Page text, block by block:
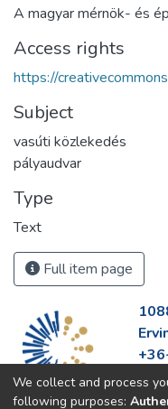
A magyar mérnök- és
Access rights
https://
Subject
vasúti közlekedés
pályaudvar
Type
Text
Full item page
We collect and process
following purposes: